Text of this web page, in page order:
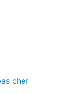
cher